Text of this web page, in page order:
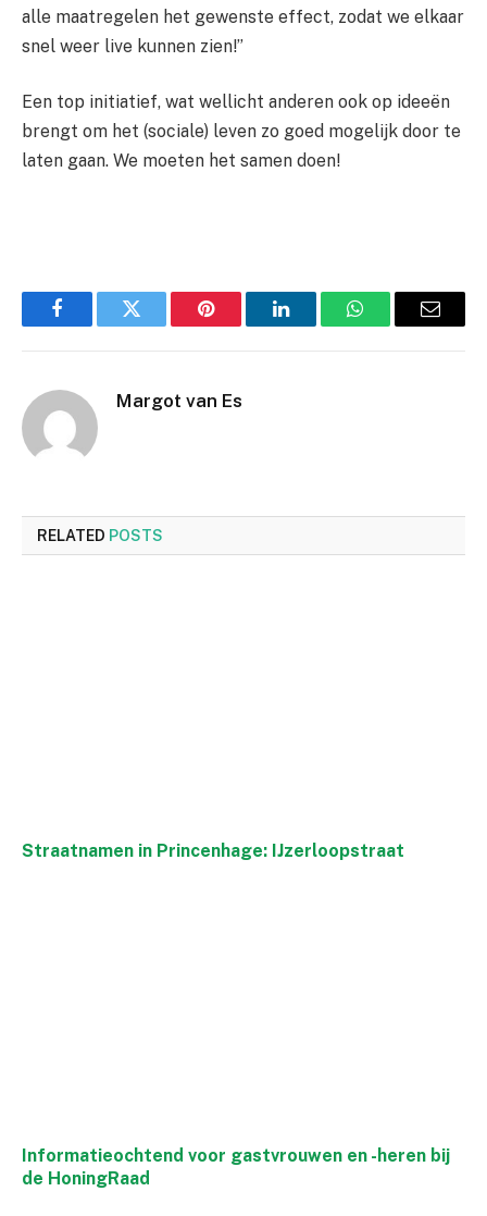
alle maatregelen het gewenste effect, zodat we elkaar
snel weer live kunnen zien!”
Een top initiatief, wat wellicht anderen ook op ideeën
brengt om het (sociale) leven zo goed mogelijk door te
laten gaan. We moeten het samen doen!
FacebookTwitter Pinterest LinkedInWhatsAppEmail
Margot van Es
RELATED POSTS
Straatnamen in Princenhage: IJzerloopstraat
Informatieochtend voor gastvrouwen en -heren bij
de HoningRaad